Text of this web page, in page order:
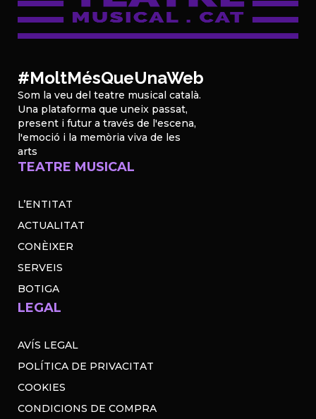
#MoltMésQueUnaWeb
Som la veu del teatre musical català.
Una plataforma que uneix passat,
present i futur a través de l'escena,
l'emoció i la memòria viva de les
arts
TEATRE MUSICAL
L’ENTITAT
ACTUALITAT
CONÈIXER
SERVEIS
BOTIGA
LEGAL
AVÍS LEGAL
POLÍTICA DE PRIVACITAT
COOKIES
CONDICIONS DE COMPRA